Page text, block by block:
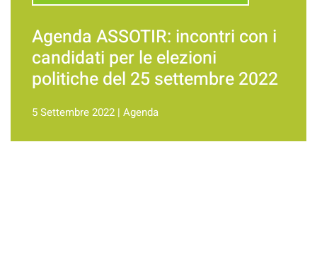
Agenda ASSOTIR: incontri con i
candidati per le elezioni
politiche del 25 settembre 2022
5 Settembre 2022 | Agenda